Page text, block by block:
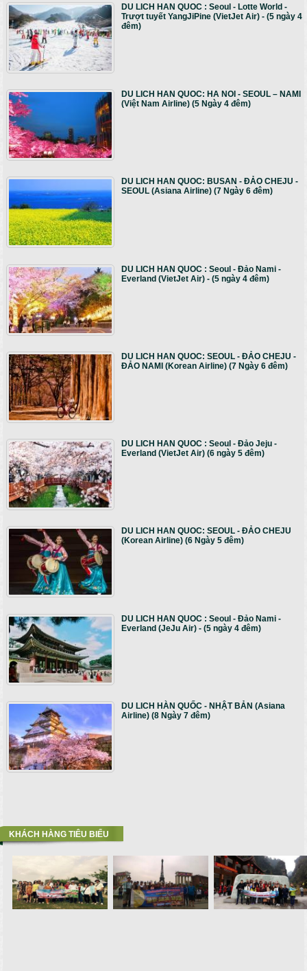
DU LICH HAN QUOC : Seoul - Lotte World -
Trượt tuyết YangJiPine (VietJet Air) - (5 ngày 4
đêm)
DU LICH HAN QUOC: HA NOI - SEOUL – NAMI
(Việt Nam Airline) (5 Ngày 4 đêm)
DU LICH HAN QUOC: BUSAN - ĐẢO CHEJU -
SEOUL (Asiana Airline) (7 Ngày 6 đêm)
DU LICH HAN QUOC : Seoul - Đảo Nami -
Everland (VietJet Air) - (5 ngày 4 đêm)
DU LICH HAN QUOC: SEOUL - ĐẢO CHEJU -
ĐẢO NAMI (Korean Airline) (7 Ngày 6 đêm)
DU LICH HAN QUOC : Seoul - Đảo Jeju -
Everland (VietJet Air) (6 ngày 5 đêm)
DU LICH HAN QUOC: SEOUL - ĐẢO CHEJU
(Korean Airline) (6 Ngày 5 đêm)
DU LICH HAN QUOC : Seoul - Đảo Nami -
Everland (JeJu Air) - (5 ngày 4 đêm)
DU LICH HÀN QUỐC - NHẬT BẢN (Asiana
Airline) (8 Ngày 7 đêm)
KHÁCH HÀNG TIÊU BIỂU